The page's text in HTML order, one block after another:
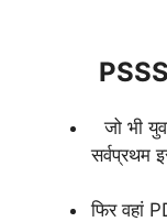
जो भी
सर्वप्रथम
फिर वहां